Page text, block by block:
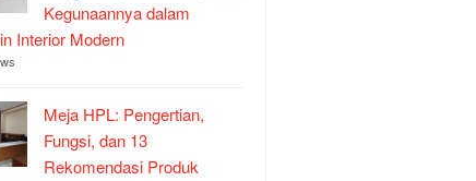
Kegunaannya dalam
Interior Modern
Meja HPL: Pengertian,
Fungsi, dan 13
Rekomendasi Produk